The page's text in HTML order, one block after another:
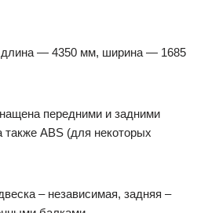
длина — 4350 мм, ширина — 1685
передними и задними
ABS (для некоторых
– независимая, задняя –